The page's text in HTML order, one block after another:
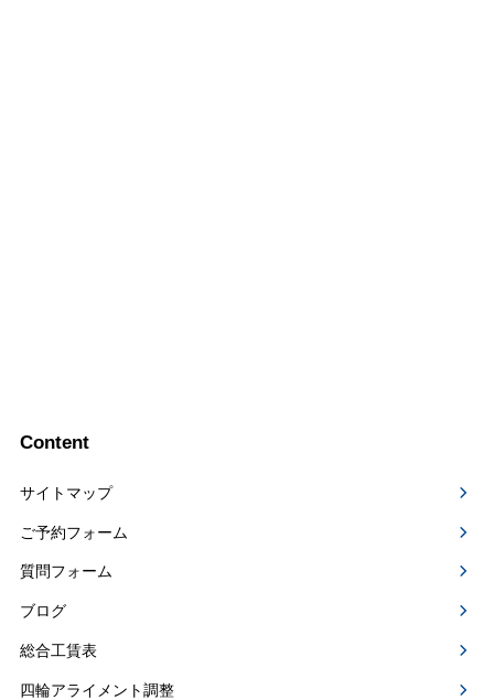
Content
サイトマップ
ご予約フォーム
質問フォーム
ブログ
総合工賃表
四輪アライメント調整